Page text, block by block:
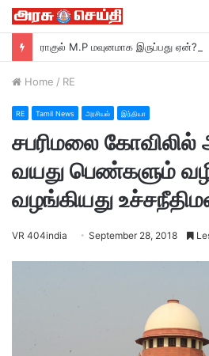
Home / RE
RE Tamil News அரசியல் இந்தியா
சபரிமலை
வயது பெண்களும்
வழங்கியது
VR 404india September 28, 2018